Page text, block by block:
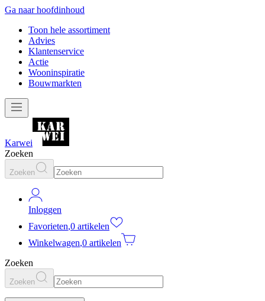
Ga naar hoofdinhoud
Toon hele assortiment
Advies
Klantenservice
Actie
Wooninspiratie
Bouwmarkten
Karwei
Zoeken
Zoeken
Inloggen
Favorieten,0 artikelen
Winkelwagen,0 artikelen
Zoeken
Zoeken